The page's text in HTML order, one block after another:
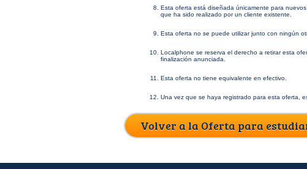
Esta oferta está diseñada únicamente para
que ha sido realizado por un cliente existente.
Esta oferta no se puede utilizar junto con ningún
Localphone se reserva el derecho a retirar esta
finalización anunciada.
Esta oferta no tiene equivalente en efectivo.
Una vez que se haya registrado para esta oferta,
Volver a la Oferta para